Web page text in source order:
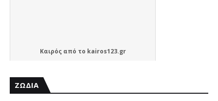
Καιρόςαπό το kairos123.gr
ΖΩΔΙΑ